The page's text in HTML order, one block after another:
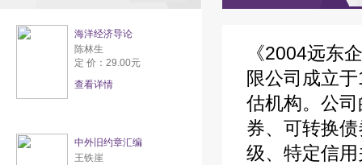
海洋经济导论
陈林生
定 价：29.00元
查看详情
中外旧约章汇编
王铁崖
《2004远东
限公司成立
估机构。公
券、可转换
级、特定信